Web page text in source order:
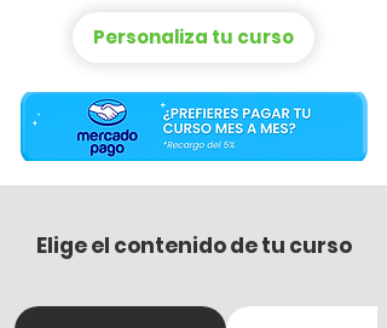
Personaliza tu curso
Elige el contenido de tu curso